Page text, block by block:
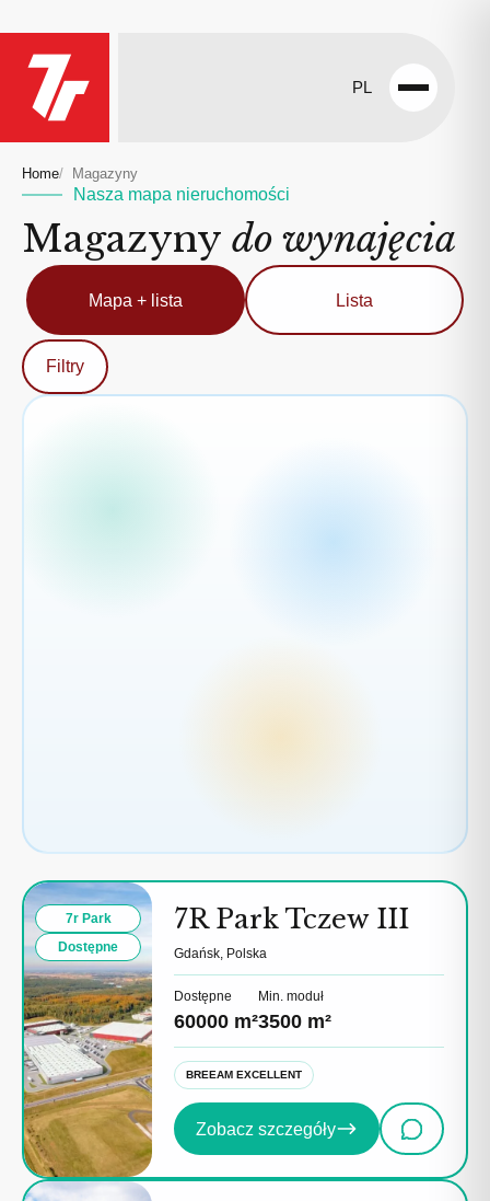
PL
Open
Home Magazyny
Nasza mapa nieruchomości
Magazyny do wynajęcia
Mapa + lista Lista
Filtry
7r Park
Dostępne
7R Park Tczew III
Gdańsk, Polska
Dostępne
60000 m²
Min. moduł
3500 m²
BREEAM EXCELLENT
Zobacz szczegóły